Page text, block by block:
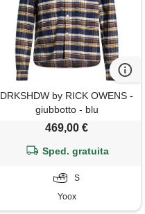
DRKSHDW by RICK OWENS -
giubbotto - blu
469,00 €
Sped. gratuita
S
Yoox